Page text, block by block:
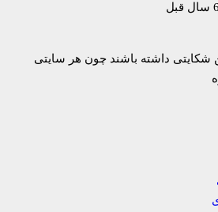
شکایتی داشته باشند چون هر سایتی